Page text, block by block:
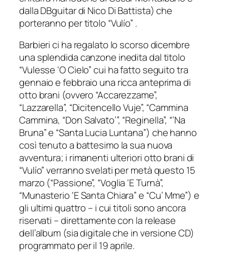
dalla DBguitar di Nico Di Battista) che
porteranno per titolo “Vulío” .
Barbieri ci ha regalato lo scorso dicembre
una splendida canzone inedita dal titolo
“Vulesse ‘O Cielo” cui ha fatto seguito tra
gennaio e febbraio una ricca anteprima di
otto brani (ovvero “Accarezzame”,
“Lazzarella”, “Dicitencello Vuje”, “Cammina
Cammina, “Don Salvato’”, “Reginella”, “’Na
Bruna” e “Santa Lucia Luntana”) che hanno
così tenuto a battesimo la sua nuova
avventura; i rimanenti ulteriori otto brani di
“Vulío” verranno svelati per metà questo 15
marzo (“Passione”, “Voglia ‘E Turnà”,
“Munasterio ‘E Santa Chiara” e “Cu’ Mme”) e
gli ultimi quattro – i cui titoli sono ancora
riservati – direttamente con la release
dell’album (sia digitale che in versione CD)
programmato per il 19 aprile.